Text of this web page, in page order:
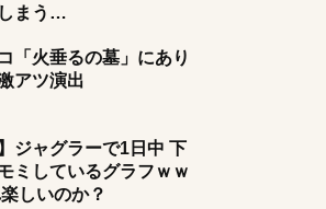
まう…
「火垂るの墓」にあり
アツ演出
】ジャグラーで1日中 下
ミしているグラフｗｗ
しいのか？